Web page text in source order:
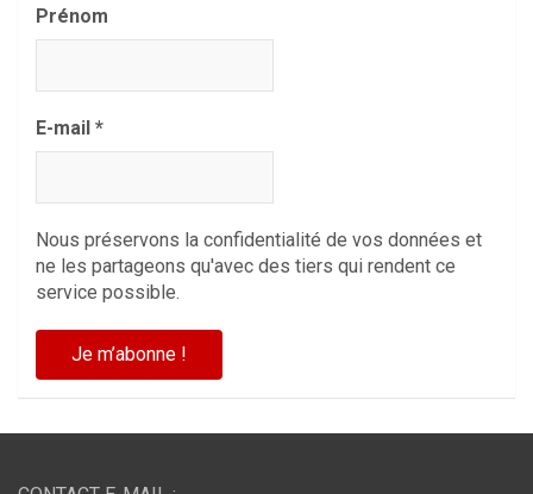
Prénom
E-mail *
Nous préservons la confidentialité de vos données et
ne les partageons qu'avec des tiers qui rendent ce
service possible.